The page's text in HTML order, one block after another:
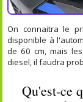
On connaitra le
disponible à
de 60 cm, mais
diesel, il faudra
Qu'est-ce